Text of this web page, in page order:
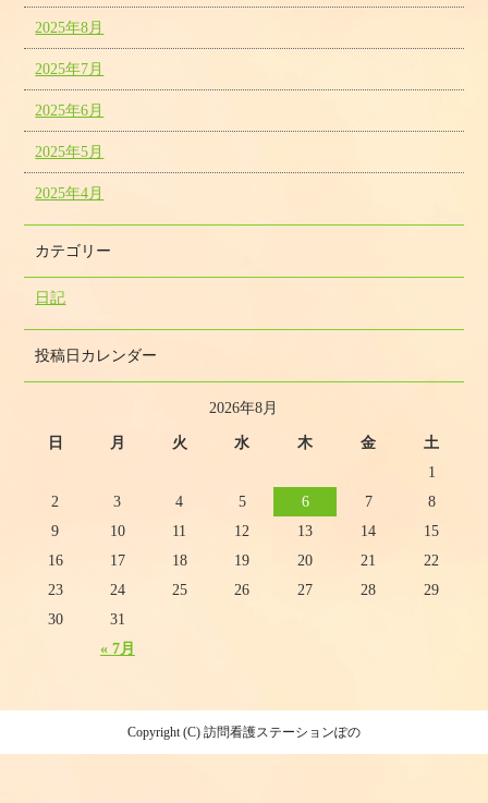
2025年8月
2025年7月
2025年6月
2025年5月
2025年4月
カテゴリー
日記
投稿日カレンダー
2026年8月
日 月 火 水 木 金 土
« 7月
1
2
3 4 5 6 7
8
9
10 11 12 13 14
15
16
17 18 19 20 21
22
23
24 25 26 27 28
29
30
31
Copyright (C) 訪問看護ステーションぽの